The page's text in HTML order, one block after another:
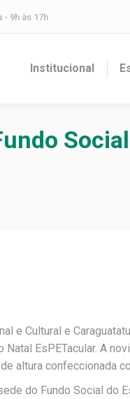
- 9h às 17h
Institucional
e Cultural e
EsPETacular. A
altura confeccionada
do Fundo Social do